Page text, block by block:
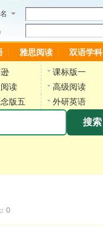
雅思阅读 双语学科
课标版一
读 高级阅读
版五 外研英语
搜索
: 0